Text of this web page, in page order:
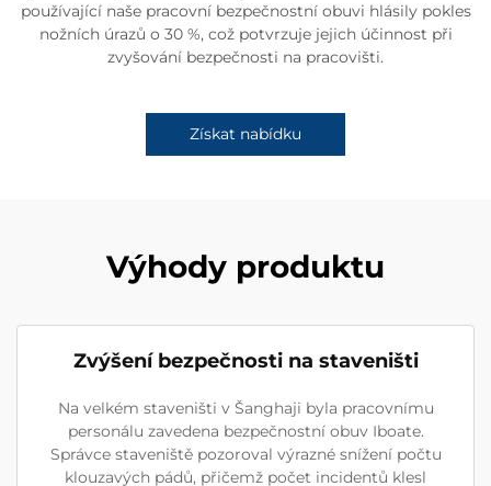
používající naše pracovní bezpečnostní obuvi hlásily pokles
nožních úrazů o 30 %, což potvrzuje jejich účinnost při
zvyšování bezpečnosti na pracovišti.
Získat nabídku
Výhody produktu
Zvýšení bezpečnosti na staveništi
Na velkém staveništi v Šanghaji byla pracovnímu
personálu zavedena bezpečnostní obuv Iboate.
Správce staveniště pozoroval výrazné snížení počtu
klouzavých pádů, přičemž počet incidentů klesl